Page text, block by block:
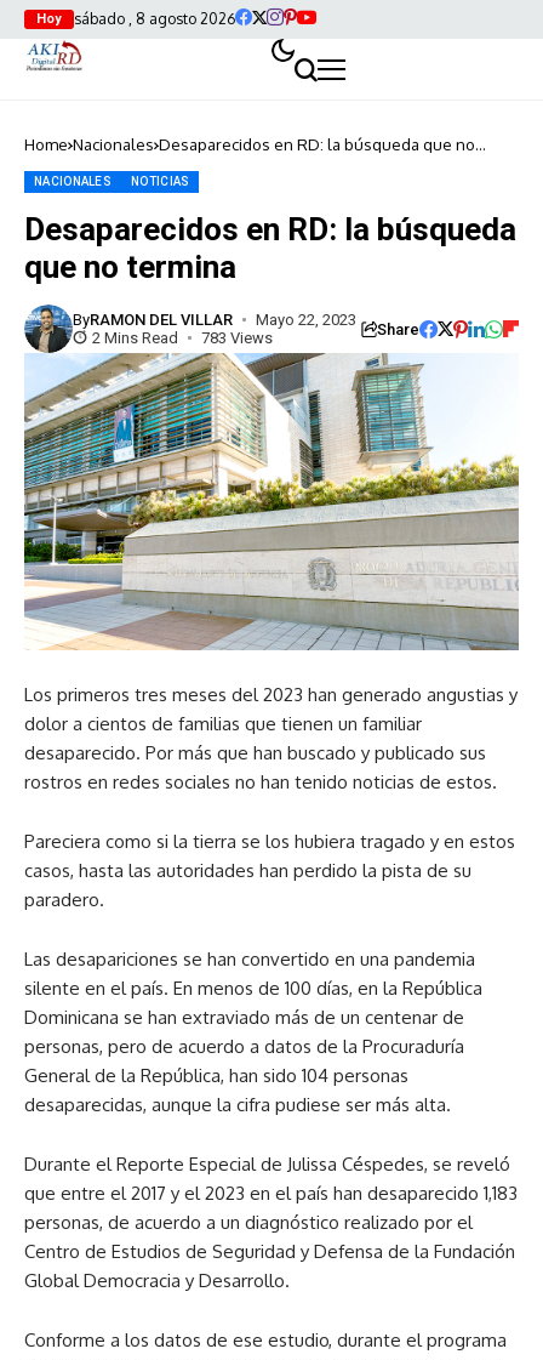
Hoy sábado , 8 agosto 2026
Home Nacionales Desaparecidos en RD: la búsqueda que no
NACIONALES NOTICIAS
Desaparecidos en RD: la búsqueda
que no termina
ByRAMON DEL VILLAR
Mayo 22, 2023
2 Mins Read
783 Views Share
Los primeros tres meses del 2023 han generado angustias y
dolor a cientos de familias que tienen un familiar
desaparecido. Por más que han buscado y publicado sus
rostros en redes sociales no han tenido noticias de estos.
Pareciera como si la tierra se los hubiera tragado y en estos
casos, hasta las autoridades han perdido la pista de su
paradero.
Las desapariciones se han convertido en una pandemia
silente en el país. En menos de 100 días, en la República
Dominicana se han extraviado más de un centenar de
personas, pero de acuerdo a datos de la Procuraduría
General de la República, han sido 104 personas
desaparecidas, aunque la cifra pudiese ser más alta.
Durante el Reporte Especial de Julissa Céspedes, se reveló
que entre el 2017 y el 2023 en el país han desaparecido 1,183
personas, de acuerdo a un diagnóstico realizado por el
Centro de Estudios de Seguridad y Defensa de la Fundación
Global Democracia y Desarrollo.
Conforme a los datos de ese estudio, durante el programa